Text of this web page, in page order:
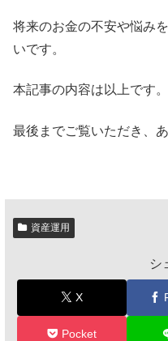
将来のお金の不安や悩み
いです。
本記事の内容は以上です。
最後までご覧いただき、
資産運用
シ
X
Pocket